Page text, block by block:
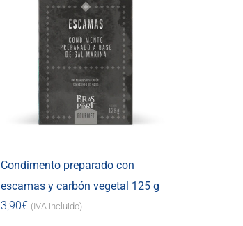
Condimento preparado con
escamas y carbón vegetal 125 g
3,90€ (IVA incluido)